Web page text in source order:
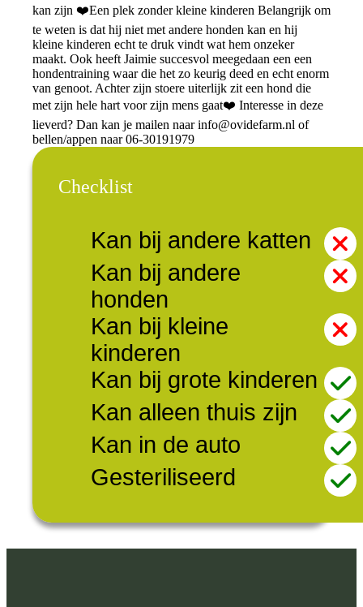
kan zijn ❤️Een plek zonder kleine kinderen Belangrijk om
te weten is dat hij niet met andere honden kan en hij
kleine kinderen echt te druk vindt wat hem onzeker
maakt. Ook heeft Jaimie succesvol meegedaan een een
hondentraining waar die het zo keurig deed en echt enorm
van genoot. Achter zijn stoere uiterlijk zit een hond die
met zijn hele hart voor zijn mens gaat❤️ Interesse in deze
lieverd? Dan kan je mailen naarinfo@ovidefarm.nl of
bellen/appen naar 06-30191979
Checklist
Kan bij andere katten
Kan bij andere
honden
Kan bij kleine
kinderen
Kan bij grote kinderen
Kan alleen thuis zijn
Kan in de auto
Gesteriliseerd